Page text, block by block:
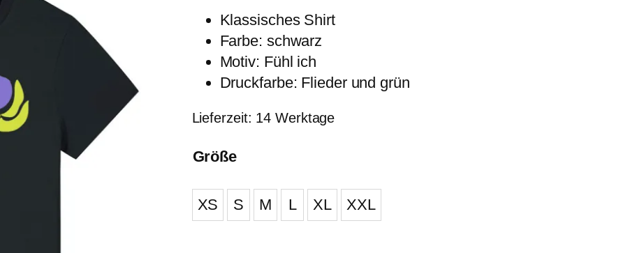
Klassisches Shirt
Farbe: schwarz
Motiv: Fühl ich
Druckfarbe: Flieder und grün
Lieferzeit: 14 Werktage
Größe
XS S M L XL XXL